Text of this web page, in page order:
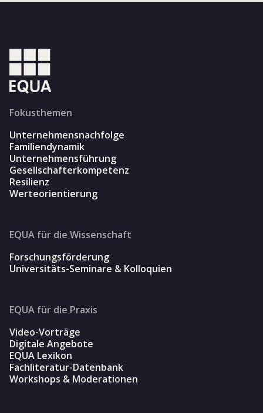
Fokusthemen
Unternehmensnachfolge
Familiendynamik
Unternehmensführung
Gesellschafterkompetenz
Resilienz
Werteorientierung
EQUA für die Wissenschaft
Forschungsförderung
Universitäts-Seminare & Kolloquien
EQUA für die Praxis
Video-Vorträge
Digitale Angebote
EQUA Lexikon
Fachliteratur-Datenbank
Workshops & Moderationen